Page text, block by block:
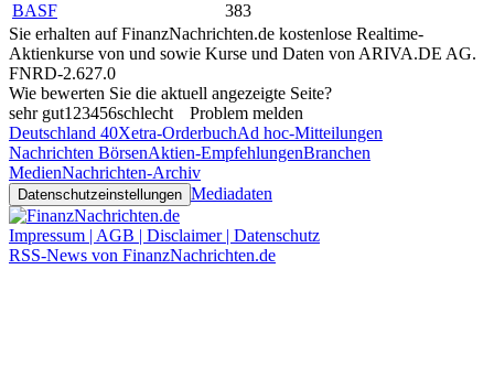
BASF
383
Sie erhalten auf FinanzNachrichten.de kostenlose Realtime-
Aktienkurse von und sowie Kurse und Daten von ARIVA.DE AG.
FNRD-2.627.0
Wie bewerten Sie die aktuell angezeigte Seite?
sehr gut1 23456schlecht
Problem melden
Deutschland 40Xetra-OrderbuchAd hoc-Mitteilungen
Nachrichten BörsenAktien-EmpfehlungenBranchen
MedienNachrichten-Archiv
Datenschutzeinstellungen Mediadaten
Impressum | AGB | Disclaimer | Datenschutz
RSS-News von FinanzNachrichten.de